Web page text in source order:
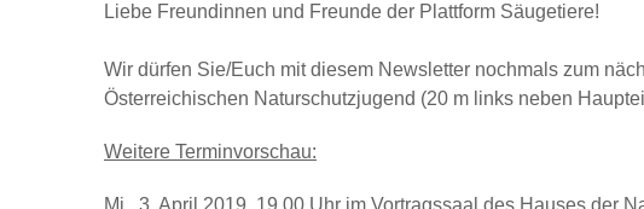
Liebe Freundinnen und Freunde der Plattform Säugetiere!
Wir dürfen Sie/Euch mit diesem Newsletter nochmals zum
Österreichischen Naturschutzjugend (20 m links neben
Weitere Terminvorschau:
Mi., 3. April 2019, 19.00 Uhr im Vortragssaal des Hauses der